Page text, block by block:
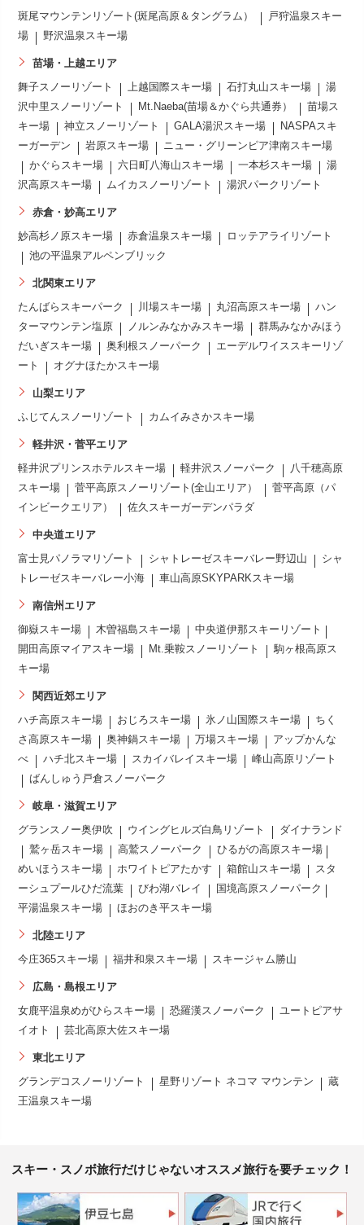
斑尾マウンテンリゾート(斑尾高原＆タングラム）
戸狩温泉スキー
場
野沢温泉スキー場
苗場・上越エリア
舞子スノーリゾート 上越国際スキー場 石打丸山スキー場
湯
沢中里スノーリゾート
Mt.Naeba(苗場＆かぐら共通券）
苗場ス
キー場
神立スノーリゾート GALA湯沢スキー場
NASPAスキ
ーガーデン
岩原スキー場
ニュー・グリーンピア津南スキー場
かぐらスキー場
六日町八海山スキー場 一本杉スキー場
湯
沢高原スキー場
ムイカスノーリゾート 湯沢パークリゾート
赤倉・妙高エリア
妙高杉ノ原スキー場 赤倉温泉スキー場
ロッテアライリゾート
池の平温泉アルペンブリック
北関東エリア
たんばらスキーパーク 川場スキー場 丸沼高原スキー場
ハン
ターマウンテン塩原
ノルンみなかみスキー場
群馬みなかみほう
だいぎスキー場
奥利根スノーパーク
エーデルワイススキーリゾ
ート
オグナほたかスキー場
山梨エリア
ふじてんスノーリゾート カムイみさかスキー場
軽井沢・菅平エリア
軽井沢プリンスホテルスキー場 軽井沢スノーパーク
八千穂高原
スキー場
菅平高原スノーリゾート(全山エリア）
菅平高原（パ
インビークエリア）
佐久スキーガーデンパラダ
中央道エリア
富士見パノラマリゾート シャトレーゼスキーバレー野辺山
シャ
トレーゼスキーバレー小海
車山高原SKYPARKスキー場
南信州エリア
御嶽スキー場 木曽福島スキー場
中央道伊那スキーリゾート
開田高原マイアスキー場
Mt.乗鞍スノーリゾート
駒ヶ根高原ス
キー場
関西近郊エリア
ハチ高原スキー場 おじろスキー場 氷ノ山国際スキー場
ちく
さ高原スキー場
奥神鍋スキー場 万場スキー場
アップかんな
べ
ハチ北スキー場 スカイバレイスキー場
峰山高原リゾート
ばんしゅう戸倉スノーパーク
岐阜・滋賀エリア
グランスノー奥伊吹 ウイングヒルズ白鳥リゾート
ダイナランド
鷲ヶ岳スキー場
高鷲スノーパーク
ひるがの高原スキー場
めいほうスキー場
ホワイトピアたかす 箱館山スキー場
スタ
ーシュプールひだ流葉
びわ湖バレイ
国境高原スノーパーク
平湯温泉スキー場
ほおのき平スキー場
北陸エリア
今庄365スキー場 福井和泉スキー場 スキージャム勝山
広島・島根エリア
女鹿平温泉めがひらスキー場 恐羅漢スノーパーク
ユートピアサ
イオト
芸北高原大佐スキー場
東北エリア
グランデコスノーリゾート 星野リゾート ネコマ マウンテン
蔵
王温泉スキー場
スキー・スノボ旅行だけじゃないオススメ旅行を要チェック！